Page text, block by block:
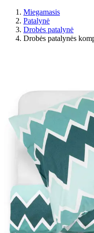
Miegamasis
Patalynė
Drobės patalynė
Drobės patalynės